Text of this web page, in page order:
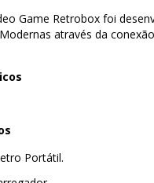
Game Retrobox foi
Modernas através da
Portátil.